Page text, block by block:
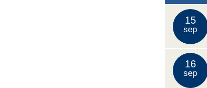
15
sep
16
sep